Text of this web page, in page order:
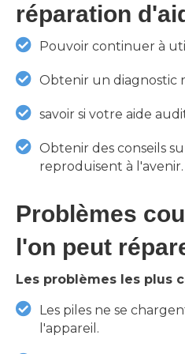
réparation
Pouvoir continuer à
Obtenir un diagnostic
savoir si votre aide
Obtenir des conseils
reproduisent à l'avenir.
Problèmes
l'on peut
Les problèmes les plus
Les piles ne se
l'appareil.